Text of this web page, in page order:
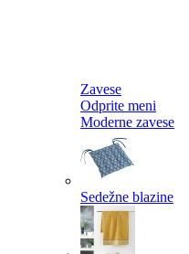
Zavese
Odprite meni
Moderne zavese
Sedežne blazine